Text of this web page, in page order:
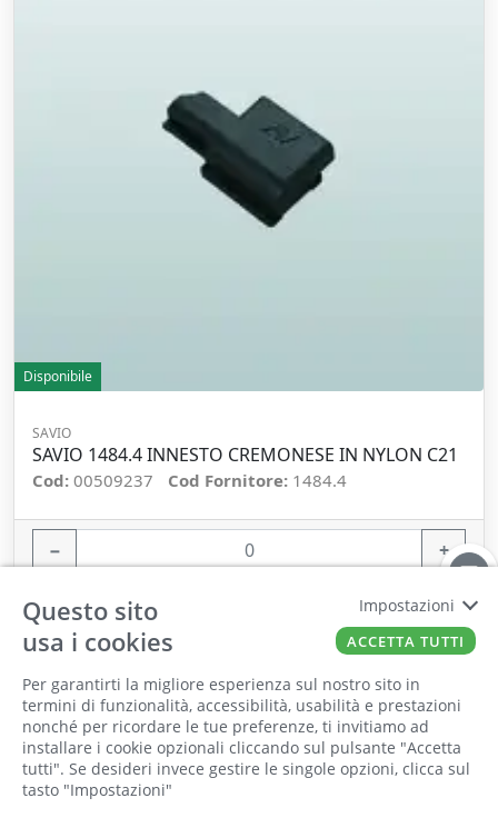
Il punto vendita, gli uffici e il magazzino
saranno chiusi per ferie dall'8 al 25 Agosto
2026 compresi.
Disponibile
SAVIO
SAVIO 1484.4 INNESTO CREMONESE IN NYLON C21
Cod: 00509237 Cod Fornitore: 1484.4
− +
Questo sito
usa i cookies
Per garantirti la migliore esperienza sul nostro sito in
termini di funzionalità, accessibilità, usabilità e prestazioni
nonché per ricordare le tue preferenze, ti invitiamo ad
installare i cookie opzionali cliccando sul pulsante "Accetta
tutti". Se desideri invece gestire le singole opzioni, clicca sul
tasto "Impostazioni"
Impostazioni
ACCETTA TUTTI